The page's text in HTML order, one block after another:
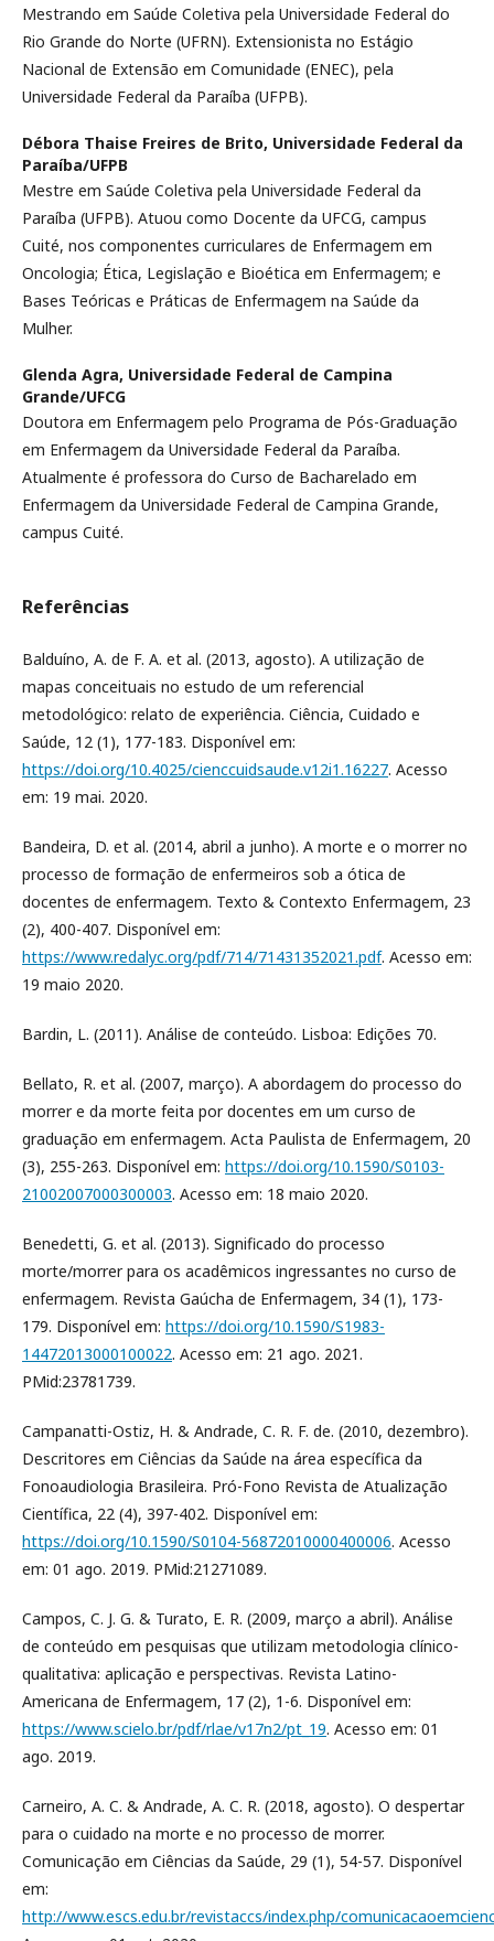
Mestrando em Saúde Coletiva pela Universidade Federal do
Rio Grande do Norte (UFRN). Extensionista no Estágio
Nacional de Extensão em Comunidade (ENEC), pela
Universidade Federal da Paraíba (UFPB).
Débora Thaise Freires de Brito, Universidade Federal da
Paraíba/UFPB
Mestre em Saúde Coletiva pela Universidade Federal da
Paraíba (UFPB). Atuou como Docente da UFCG, campus
Cuité, nos componentes curriculares de Enfermagem em
Oncologia; Ética, Legislação e Bioética em Enfermagem; e
Bases Teóricas e Práticas de Enfermagem na Saúde da
Mulher.
Glenda Agra, Universidade Federal de Campina
Grande/UFCG
Doutora em Enfermagem pelo Programa de Pós-Graduação
em Enfermagem da Universidade Federal da Paraíba.
Atualmente é professora do Curso de Bacharelado em
Enfermagem da Universidade Federal de Campina Grande,
campus Cuité.
Referências
Balduíno, A. de F. A. et al. (2013, agosto). A utilização de
mapas conceituais no estudo de um referencial
metodológico: relato de experiência. Ciência, Cuidado e
Saúde, 12 (1), 177-183. Disponível em:
https://doi.org/10.4025/cienccuidsaude.v12i1.16227. Acesso
em: 19 mai. 2020.
Bandeira, D. et al. (2014, abril a junho). A morte e o morrer no
processo de formação de enfermeiros sob a ótica de
docentes de enfermagem. Texto & Contexto Enfermagem, 23
(2), 400-407. Disponível em:
https://www.redalyc.org/pdf/714/71431352021.pdf. Acesso em:
19 maio 2020.
Bardin, L. (2011). Análise de conteúdo. Lisboa: Edições 70.
Bellato, R. et al. (2007, março). A abordagem do processo do
morrer e da morte feita por docentes em um curso de
graduação em enfermagem. Acta Paulista de Enfermagem, 20
(3), 255-263. Disponível em: https://doi.org/10.1590/S0103-
21002007000300003. Acesso em: 18 maio 2020.
Benedetti, G. et al. (2013). Significado do processo
morte/morrer para os acadêmicos ingressantes no curso de
enfermagem. Revista Gaúcha de Enfermagem, 34 (1), 173-
179. Disponível em: https://doi.org/10.1590/S1983-
14472013000100022. Acesso em: 21 ago. 2021.
PMid:23781739.
Campanatti-Ostiz, H. & Andrade, C. R. F. de. (2010, dezembro).
Descritores em Ciências da Saúde na área específica da
Fonoaudiologia Brasileira. Pró-Fono Revista de Atualização
Científica, 22 (4), 397-402. Disponível em:
https://doi.org/10.1590/S0104-56872010000400006. Acesso
em: 01 ago. 2019. PMid:21271089.
Campos, C. J. G. & Turato, E. R. (2009, março a abril). Análise
de conteúdo em pesquisas que utilizam metodologia clínico-
qualitativa: aplicação e perspectivas. Revista Latino-
Americana de Enfermagem, 17 (2), 1-6. Disponível em:
https://www.scielo.br/pdf/rlae/v17n2/pt_19. Acesso em: 01
ago. 2019.
Carneiro, A. C. & Andrade, A. C. R. (2018, agosto). O despertar
para o cuidado na morte e no processo de morrer.
Comunicação em Ciências da Saúde, 29 (1), 54-57. Disponível
em:
http://www.escs.edu.br/revistaccs/index.php/